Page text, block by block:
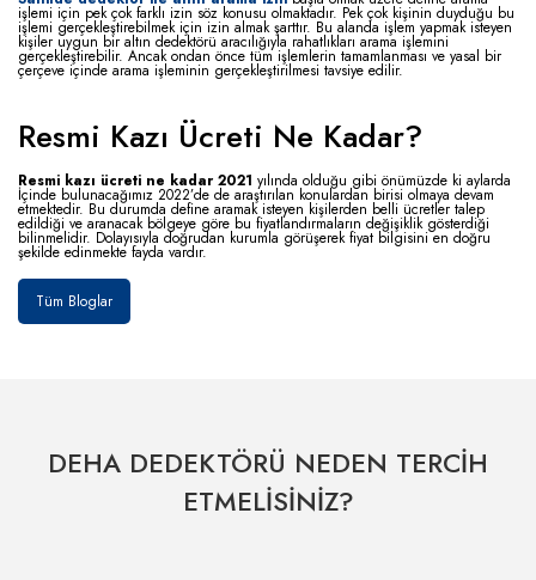
işlemi için pek çok farklı izin söz konusu olmaktadır. Pek çok kişinin duyduğu bu
işlemi gerçekleştirebilmek için izin almak şarttır. Bu alanda işlem yapmak isteyen
kişiler uygun bir altın dedektörü aracılığıyla rahatlıkları arama işlemini
gerçekleştirebilir. Ancak ondan önce tüm işlemlerin tamamlanması ve yasal bir
çerçeve içinde arama işleminin gerçekleştirilmesi tavsiye edilir.
Resmi Kazı Ücreti Ne Kadar?
Resmi kazı ücreti ne kadar 2021 yılında olduğu gibi önümüzde ki aylarda
İçinde bulunacağımız 2022’de de araştırılan konulardan birisi olmaya devam
etmektedir. Bu durumda define aramak isteyen kişilerden belli ücretler talep
edildiği ve aranacak bölgeye göre bu fiyatlandırmaların değişiklik gösterdiği
bilinmelidir. Dolayısıyla doğrudan kurumla görüşerek fiyat bilgisini en doğru
şekilde edinmekte fayda vardır.
Tüm Bloglar
DEHA DEDEKTÖRÜ NEDEN TERCİH
ETMELİSİNİZ?